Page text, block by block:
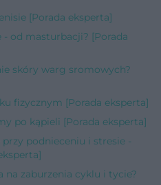
[Porada eksperta]
od masturbacji? [Porada
skóry warg sromowych?
fizycznym [Porada eksperta]
po kąpieli [Porada eksperta]
podnieceniu i stresie -
na zaburzenia cyklu i tycie?